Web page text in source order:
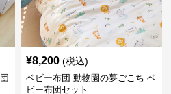
¥8,200 (税込)
ベビー布団 動物園の夢ごこち ベ
ビー布団セット